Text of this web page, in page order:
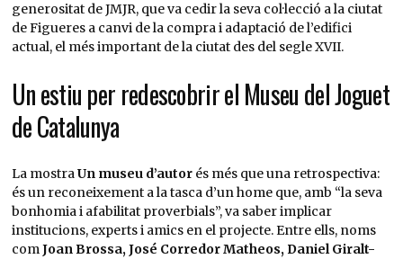
generositat de JMJR, que va cedir la seva col·lecció a la ciutat
de Figueres a canvi de la compra i adaptació de l’edifici
actual, el més important de la ciutat des del segle XVII.
Un estiu per redescobrir el Museu del Joguet
de Catalunya
La mostraUn museu d’autorés més que una retrospectiva:
és un reconeixement a la tasca d’un home que, amb “la seva
bonhomia i afabilitat proverbials”, va saber implicar
institucions, experts i amics en el projecte. Entre ells, noms
comJoan Brossa, José Corredor Matheos, Daniel Giralt-